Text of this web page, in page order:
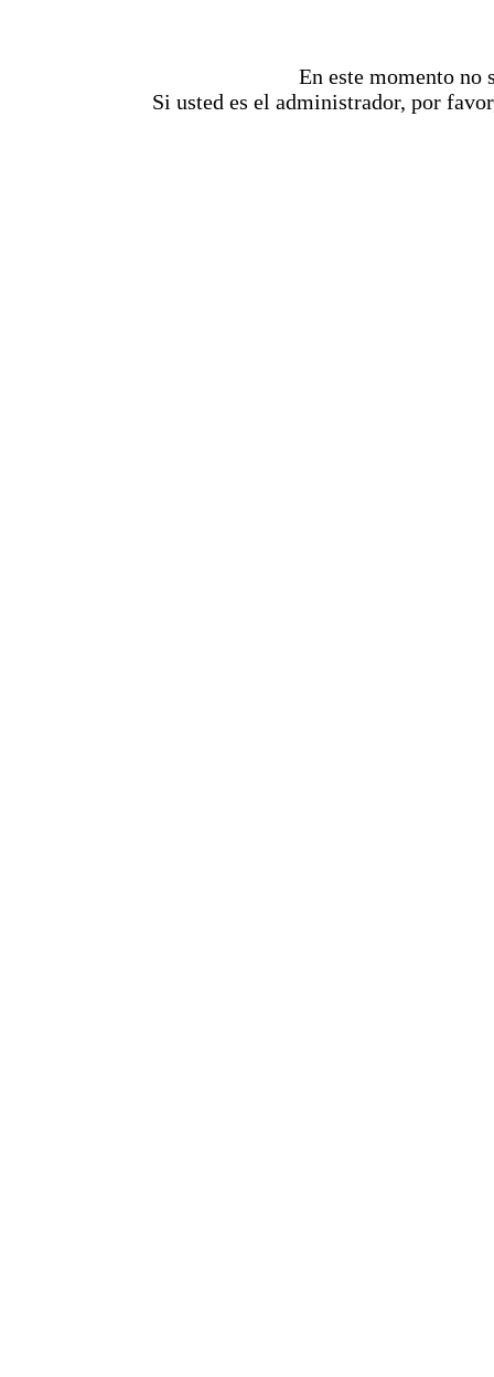
En este momento no
Si usted es el administrador, por